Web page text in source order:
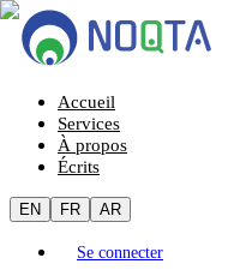
Accueil
Services
À propos
Écrits
EN FR AR
Se connecter